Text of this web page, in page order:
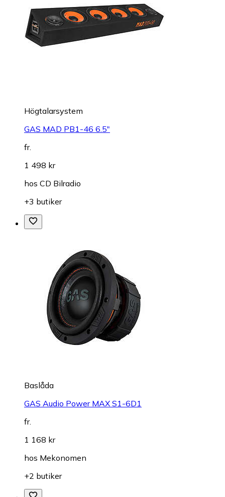
Högtalarsystem
GAS MAD PB1-46 6.5"
fr.
1 498 kr
hos CD Bilradio
+3 butiker
Baslåda
GAS Audio Power MAX S1-6D1
fr.
1 168 kr
hos Mekonomen
+2 butiker